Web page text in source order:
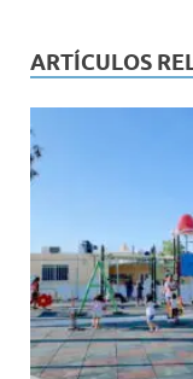
ARTÍCULOS